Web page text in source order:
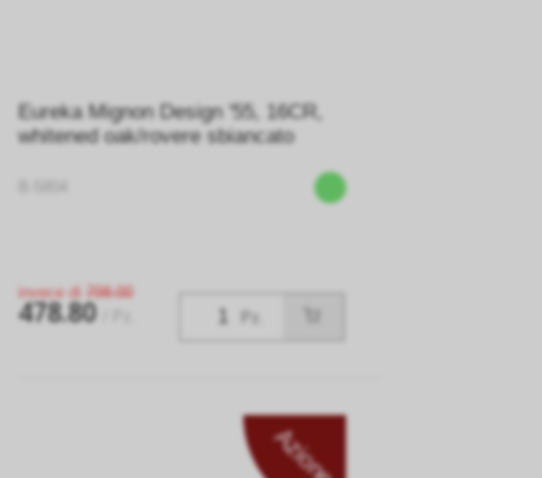
Eureka Mignon Design '55, 16CR,
whitened oak/rovere sbiancato
Pz.
invece di 798.00
478.80
Azione